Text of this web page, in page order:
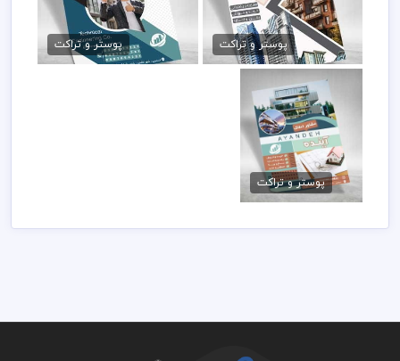
تراکت لایه باز بنگاه مسکن
79,000 تومانپوستر و تراکت
تراکت مشاور املاک PSD
79,000 تومانپوستر و تراکت
دانلود تراکت مشاور
املاک
89,000 تومان
پوستر و تراکت